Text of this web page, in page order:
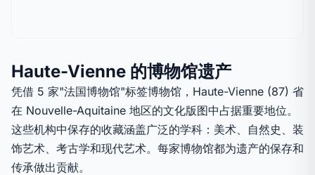
Haute-Vienne 的博物馆遗产
凭借 5 家"法国博物馆"标签博物馆，Haute-Vienne (87) 省
在 Nouvelle-Aquitaine 地区的文化版图中占据重要地位。
这些机构中保存的收藏涵盖广泛的学科：美术、自然史、装
饰艺术、考古学和现代艺术。每家博物馆都为遗产的保存和
传承做出贡献。